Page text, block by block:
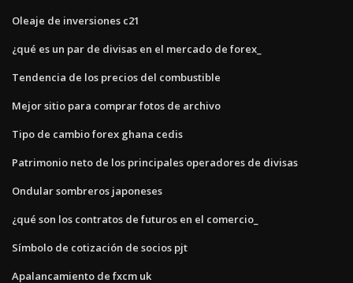
Oleaje de inversiones c21
¿qué es un par de divisas en el mercado de forex_
Tendencia de los precios del combustible
Mejor sitio para comprar fotos de archivo
Tipo de cambio forex ghana cedis
Patrimonio neto de los principales operadores de divisas
Ondular sombreros japoneses
¿qué son los contratos de futuros en el comercio_
Símbolo de cotización de socios pjt
Apalancamiento de fxcm uk